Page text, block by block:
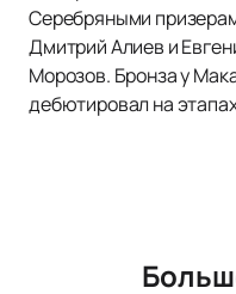
Серебряными
Дмитрий Алиев и
Морозов. Бронза у
дебютировал на